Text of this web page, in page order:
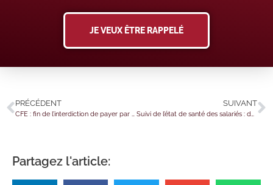
JE VEUX ÊTRE RAPPELÉ
PRÉCÉDENT
CFE : fin de l’interdiction de payer par virement pour de nouveaux bénéficiaires
SUIVANT
Suivi de l’état de santé des salariés : du nouveau pour les professionnels de santé !
Partagez l'article: